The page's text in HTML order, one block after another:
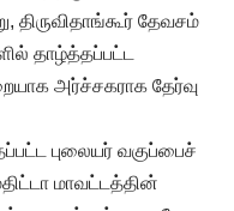
தேவசம்
தாழ்த்தப்பட்ட
அர்ச்சகராக தேர்வு
புலையர் வகுப்பைச்
மாவட்டத்தின்